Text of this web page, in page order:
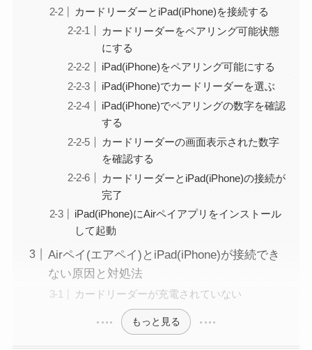
カードリーダーとiPad(iPhone)を接続する
カードリーダーをペアリング可能状態
にする
iPad(iPhone)をペアリング可能にする
iPad(iPhone)でカードリーダーを選ぶ
iPad(iPhone)でペアリングの数字を確認
する
カードリーダーの画面表示された数字
を確認する
カードリーダーとiPad(iPhone)の接続が
完了
iPad(iPhone)にAirペイアプリをインストール
して起動
Airペイ(エアペイ)とiPad(iPhone)が接続でき
ない原因と対処法
カードリーダーが充電されていない
もっと見る